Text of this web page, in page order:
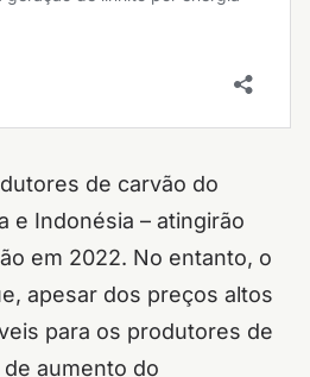
de carvão do
e Indonésia – atingirão
em 2022. No entanto, o
apesar dos preços altos
​​para os produtores de
aumento do